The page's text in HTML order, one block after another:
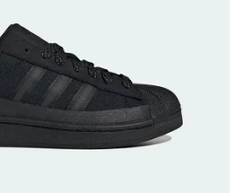
PUMA Voyage NITRO™ 4
氣中底注入，回彈與防滑兼具的
On Cloudhorizon 2 WP：腳
的防水輕越野鞋